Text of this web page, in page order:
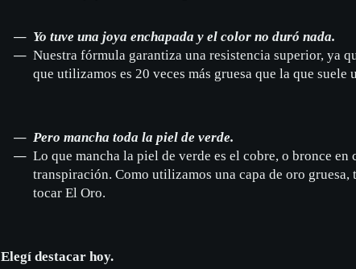
Yo tuve una joya enchapada y el color no duró nada.
Nuestra fórmula garantiza una resistencia superior, ya
que utilizamos es 20 veces más gruesa que la que suele
Pero mancha toda la piel de verde.
Lo que mancha la piel de verde es el cobre, o bronce en
transpiración. Como utilizamos una capa de oro gruesa,
tocar El Oro.
Elegí destacar hoy.